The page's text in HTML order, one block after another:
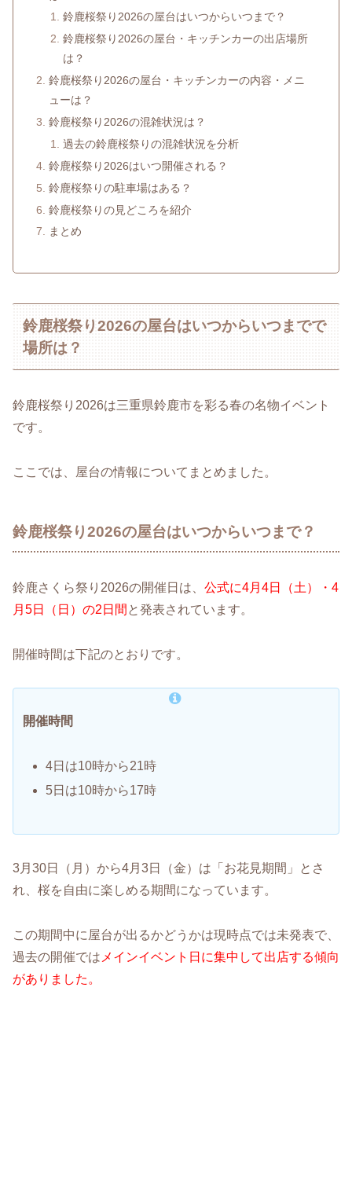
鈴鹿桜祭り2026の屋台はいつからいつまで？
鈴鹿桜祭り2026の屋台・キッチンカーの出店場所
は？
鈴鹿桜祭り2026の屋台・キッチンカーの内容・メニ
ューは？
鈴鹿桜祭り2026の混雑状況は？
過去の鈴鹿桜祭りの混雑状況を分析
鈴鹿桜祭り2026はいつ開催される？
鈴鹿桜祭りの駐車場はある？
鈴鹿桜祭りの見どころを紹介
まとめ
鈴鹿桜祭り2026の屋台はいつからいつまでで
場所は？
鈴鹿桜祭り2026は三重県鈴鹿市を彩る春の名物イベント
です。
ここでは、屋台の情報についてまとめました。
鈴鹿桜祭り2026の屋台はいつからいつまで？
鈴鹿さくら祭り2026の開催日は、 公式に4月4日（土）・4
月5日（日）の2日間 と発表されています。
開催時間は下記のとおりです。
開催時間
4日は10時から21時
5日は10時から17時
3月30日（月）から4月3日（金）は「お花見期間」とさ
れ、桜を自由に楽しめる期間になっています。
この期間中に屋台が出るかどうかは現時点では未発表で、
過去の開催では メインイベント日に集中して出店する傾向
がありました。